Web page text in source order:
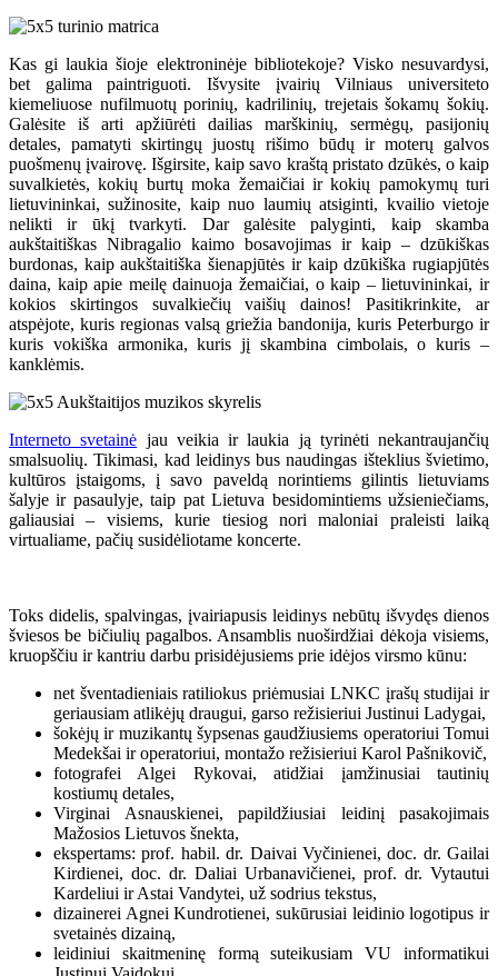
Kas gi laukia šioje elektroninėje bibliotekoje? Visko nesuvardysi,
bet galima paintriguoti. Išvysite įvairių Vilniaus universiteto
kiemeliuose nufilmuotų porinių, kadrilinių, trejetais šokamų šokių.
Galėsite iš arti apžiūrėti dailias marškinių, sermėgų, pasijonių
detales, pamatyti skirtingų juostų rišimo būdų ir moterų galvos
puošmenų įvairovę. Išgirsite, kaip savo kraštą pristato dzūkės, o kaip
suvalkietės, kokių burtų moka žemaičiai ir kokių pamokymų turi
lietuvininkai, sužinosite, kaip nuo laumių atsiginti, kvailio vietoje
nelikti ir ūkį tvarkyti. Dar galėsite palyginti, kaip skamba
aukštaitiškas Nibragalio kaimo bosavojimas ir kaip – dzūkiškas
burdonas, kaip aukštaitiška šienapjūtės ir kaip dzūkiška rugiapjūtės
daina, kaip apie meilę dainuoja žemaičiai, o kaip – lietuvininkai, ir
kokios skirtingos suvalkiečių vaišių dainos! Pasitikrinkite, ar
atspėjote, kuris regionas valsą griežia bandonija, kuris Peterburgo ir
kuris vokiška armonika, kuris jį skambina cimbolais, o kuris –
kanklėmis.
Interneto svetainė jau veikia ir laukia ją tyrinėti nekantraujančių
smalsuolių. Tikimasi, kad leidinys bus naudingas išteklius švietimo,
kultūros įstaigoms, į savo paveldą norintiems gilintis lietuviams
šalyje ir pasaulyje, taip pat Lietuva besidomintiems užsieniečiams,
galiausiai – visiems, kurie tiesiog nori maloniai praleisti laiką
virtualiame, pačių susidėliotame koncerte.
Toks didelis, spalvingas, įvairiapusis leidinys nebūtų išvydęs dienos
šviesos be bičiulių pagalbos. Ansamblis nuoširdžiai dėkoja visiems,
kruopščiu ir kantriu darbu prisidėjusiems prie idėjos virsmo kūnu:
net šventadieniais ratiliokus priėmusiai LNKC įrašų studijai ir
geriausiam atlikėjų draugui, garso režisieriui Justinui Ladygai,
šokėjų ir muzikantų šypsenas gaudžiusiems operatoriui Tomui
Medekšai ir operatoriui, montažo režisieriui Karol Pašnikovič,
fotografei Algei Rykovai, atidžiai įamžinusiai tautinių
kostiumų detales,
Virginai Asnauskienei, papildžiusiai leidinį pasakojimais
Mažosios Lietuvos šnekta,
ekspertams: prof. habil. dr. Daivai Vyčinienei, doc. dr. Gailai
Kirdienei, doc. dr. Daliai Urbanavičienei, prof. dr. Vytautui
Kardeliui ir Astai Vandytei, už sodrius tekstus,
dizainerei Agnei Kundrotienei, sukūrusiai leidinio logotipus ir
svetainės dizainą,
leidiniui skaitmeninę formą suteikusiam VU informatikui